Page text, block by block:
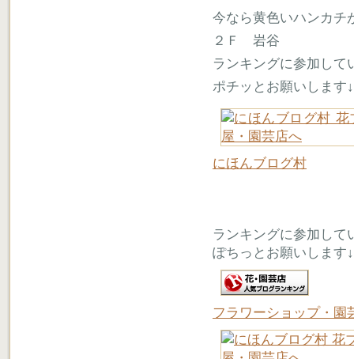
今なら黄色いハンカチ
２Ｆ 岩谷
ランキングに参加して
ポチッとお願いします↓
にほんブログ村
ランキングに参加して
ぽちっとお願いします↓
フラワーショップ・園